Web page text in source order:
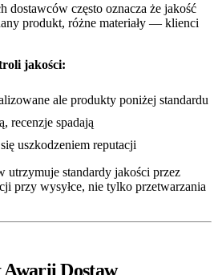
dostawców często oznacza że jakość
produkt, różne materiały — klienci
jakości:
ale produkty poniżej standardu
recenzje spadają
uszkodzeniem reputacji
utrzymuje standardy jakości przez
przy wysyłce, nie tylko przetwarzania
Dostaw